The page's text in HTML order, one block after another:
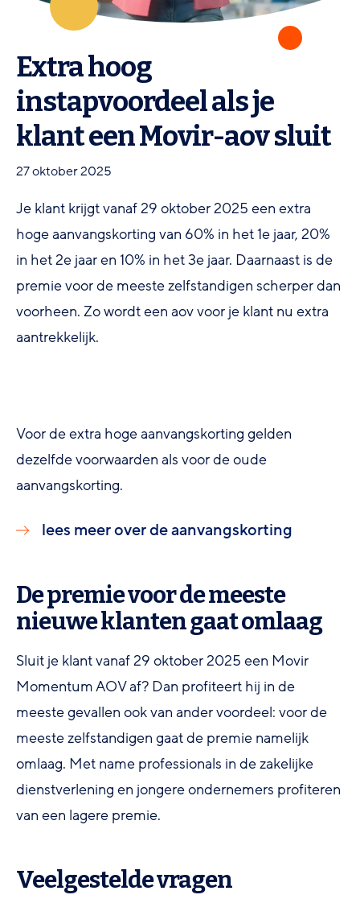
Extra hoog
instapvoordeel als je
klant een Movir-aov sluit
27 oktober 2025
Je klant krijgt vanaf 29 oktober 2025 een extra
hoge aanvangskorting van 60% in het 1e jaar, 20%
in het 2e jaar en 10% in het 3e jaar. Daarnaast is de
premie voor de meeste zelfstandigen scherper dan
voorheen. Zo wordt een aov voor je klant nu extra
aantrekkelijk.
Voor de extra hoge aanvangskorting gelden
dezelfde voorwaarden als voor de oude
aanvangskorting.
lees meer over de aanvangskorting
De premie voor de meeste
nieuwe klanten gaat omlaag
Sluit je klant vanaf 29 oktober 2025 een Movir
Momentum AOV af? Dan profiteert hij in de
meeste gevallen ook van ander voordeel: voor de
meeste zelfstandigen gaat de premie namelijk
omlaag. Met name professionals in de zakelijke
dienstverlening en jongere ondernemers profiteren
van een lagere premie.
Veelgestelde vragen